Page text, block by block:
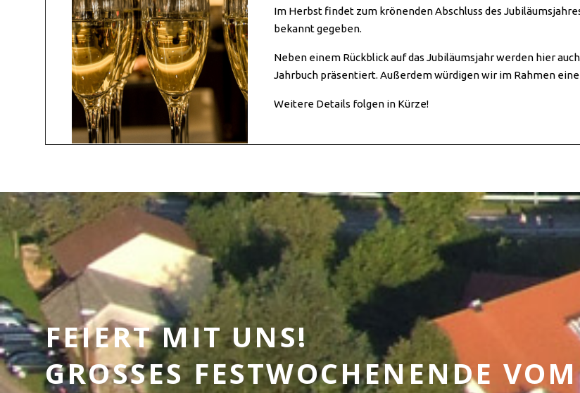
Im Herbst findet zum krönenden Abschluss des
bekannt gegeben.
Neben einem Rückblick auf das Jubiläumsjahr werden hier
Jahrbuch präsentiert. Außerdem würdigen wir im Rahmen
Weitere Details folgen in Kürze!
FEIERT MIT UNS!
GROSSES FESTWOCHENENDE